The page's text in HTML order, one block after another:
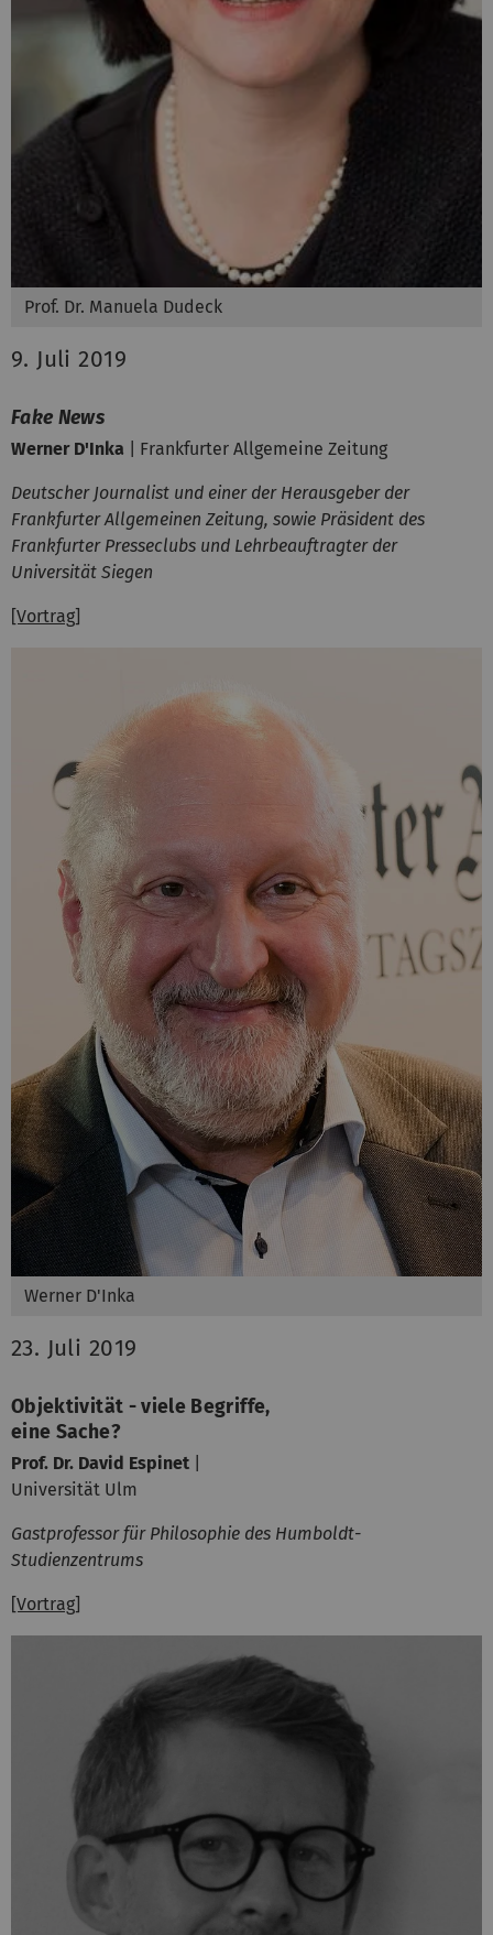
Prof. Dr. Manuela Dudeck
9. Juli 2019
Fake News
Werner D'Inka | Frankfurter Allgemeine Zeitung
Deutscher Journalist und einer der Herausgeber der
Frankfurter Allgemeinen Zeitung, sowie Präsident des
Frankfurter Presseclubs und Lehrbeauftragter der
Universität Siegen
[Vortrag]
Werner D'Inka
23. Juli 2019
Objektivität - viele Begriffe,
eine Sache?
Prof. Dr. David Espinet
Universität Ulm
Gastprofessor für Philosophie des Humboldt-
Studienzentrums
[Vortrag]